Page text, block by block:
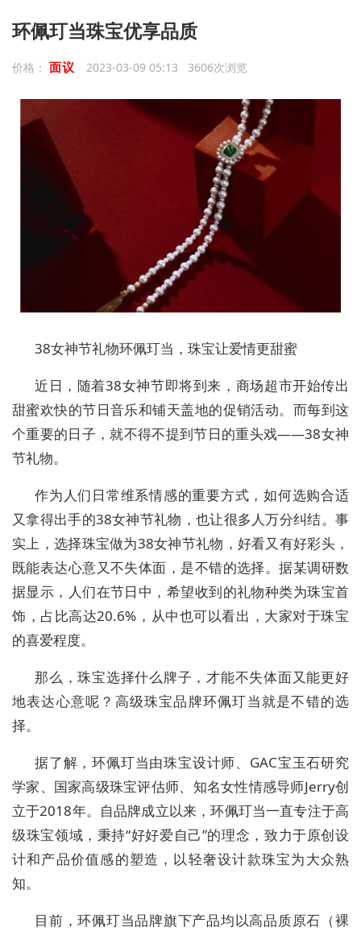
环佩玎当珠宝优享品质
价格： 面议 2023-03-09 05:13 3606次浏览
38女神节礼物环佩玎当，珠宝让爱情更甜蜜
近日，随着38女神节即将到来，商场超市开始传出
甜蜜欢快的节日音乐和铺天盖地的促销活动。而每到这
个重要的日子，就不得不提到节日的重头戏——38女神
节礼物。
作为人们日常维系情感的重要方式，如何选购合适
又拿得出手的38女神节礼物，也让很多人万分纠结。事
实上，选择珠宝做为38女神节礼物，好看又有好彩头，
既能表达心意又不失体面，是不错的选择。据某调研数
据显示，人们在节日中，希望收到的礼物种类为珠宝首
饰，占比高达20.6%，从中也可以看出，大家对于珠宝
的喜爱程度。
那么，珠宝选择什么牌子，才能不失体面又能更好
地表达心意呢？高级珠宝品牌环佩玎当就是不错的选
择。
据了解，环佩玎当由珠宝设计师、GAC宝玉石研究
学家、国家高级珠宝评估师、知名女性情感导师Jerry创
立于2018年。自品牌成立以来，环佩玎当一直专注于高
级珠宝领域，秉持“好好爱自己”的理念，致力于原创设
计和产品价值感的塑造，以轻奢设计款珠宝为大众熟
知。
目前，环佩玎当品牌旗下产品均以高品质原石（裸